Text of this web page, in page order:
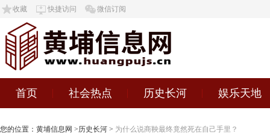
收藏 快捷访问 微信订阅
首页 社会热点 历史长河 娱乐天地
您的位置： 黄埔信息网 >历史长河 > 为什么说商鞅最终竟然死在自己手里？